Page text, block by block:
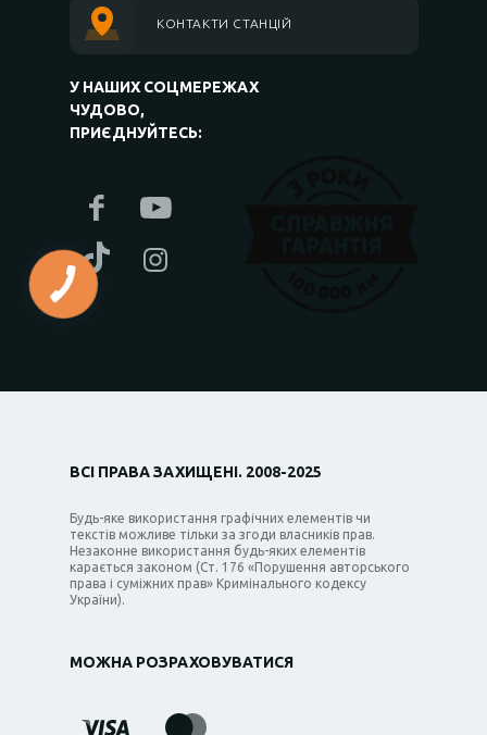
КОНТАКТИ СТАНЦІЙ
У НАШИХ СОЦМЕРЕЖАХ
ЧУДОВО,
ПРИЄДНУЙТЕСЬ:
ВСІ ПРАВА ЗАХИЩЕНІ. 2008-2025
Будь-яке використання графічних елементів чи
текстів можливе тільки за згоди власників прав.
Незаконне використання будь-яких елементів
карається законом (Ст. 176 «Порушення авторського
права і суміжних прав» Кримінального кодексу
України).
МОЖНА РОЗРАХОВУВАТИСЯ